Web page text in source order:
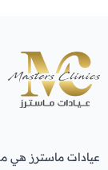
عيادات ماسترز هي